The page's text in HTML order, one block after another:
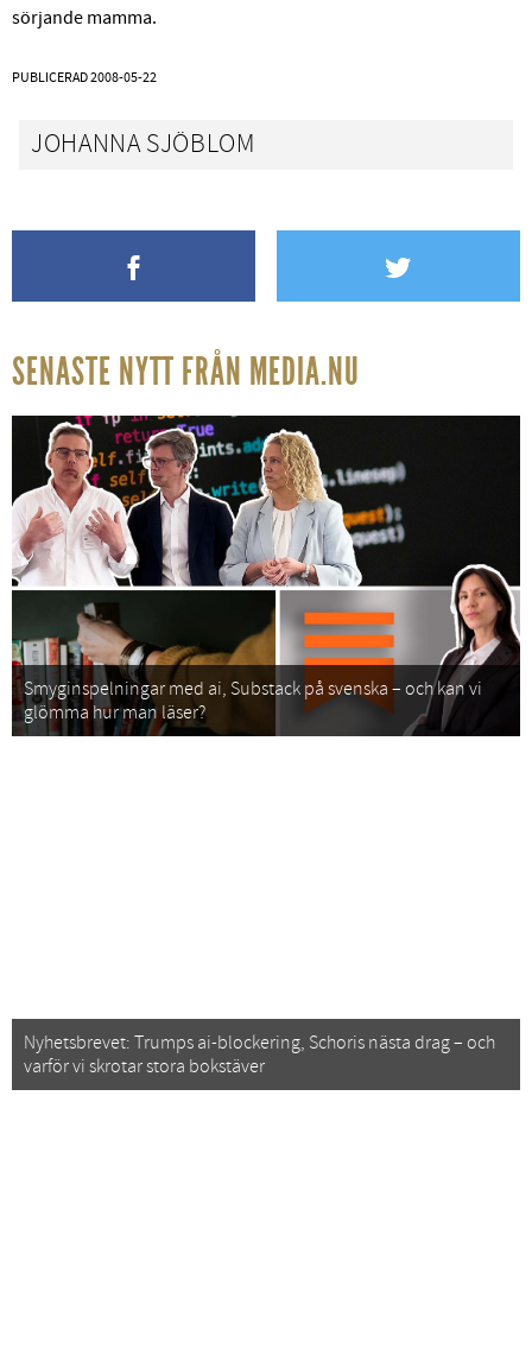
sörjande mamma.
PUBLICERAD2008-05-22
JOHANNA SJÖBLOM
SENASTE NYTT FRÅN MEDIA.NU
Smyginspelningar med ai, Substack på svenska – och kan vi
glömma hur man läser?
Nyhetsbrevet: Trumps ai-blockering, Schoris nästa drag – och
varför vi skrotar stora bokstäver